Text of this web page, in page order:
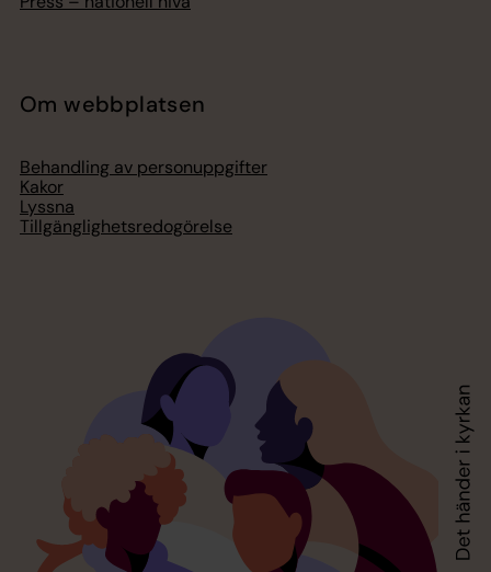
Om webbplatsen
Behandling av personuppgifter
Kakor
Lyssna
Tillgänglighetsredogörelse